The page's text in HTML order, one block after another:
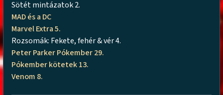
Sötét mintázatok 2.
MAD és a DC
Marvel Extra 5.
Rozsomák: Fekete, fehér & vér 4.
Peter Parker Pókember 29.
Pókember kötetek 13.
Venom 8.